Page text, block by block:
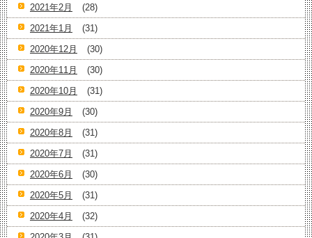
2021年2月
(28)
2021年1月
(31)
2020年12月
(30)
2020年11月
(30)
2020年10月
(31)
2020年9月
(30)
2020年8月
(31)
2020年7月
(31)
2020年6月
(30)
2020年5月
(31)
2020年4月
(32)